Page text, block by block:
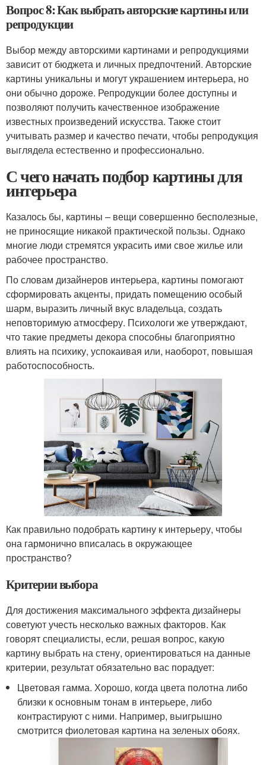
Вопрос 8: Как выбрать авторские картины или
репродукции
Выбор между авторскими картинами и репродукциями
зависит от бюджета и личных предпочтений. Авторские
картины уникальны и могут украшением интерьера, но
они обычно дороже. Репродукции более доступны и
позволяют получить качественное изображение
известных произведений искусства. Также стоит
учитывать размер и качество печати, чтобы репродукция
выглядела естественно и профессионально.
С чего начать подбор картины для
интерьера
Казалось бы, картины – вещи совершенно бесполезные,
не приносящие никакой практической пользы. Однако
многие люди стремятся украсить ими свое жилье или
рабочее пространство.
По словам дизайнеров интерьера, картины помогают
сформировать акценты, придать помещению особый
шарм, выразить личный вкус владельца, создать
неповторимую атмосферу. Психологи же утверждают,
что такие предметы декора способны благоприятно
влиять на психику, успокаивая или, наоборот, повышая
работоспособность.
Как правильно подобрать картину к интерьеру, чтобы
она гармонично вписалась в окружающее
пространство?
Критерии выбора
Для достижения максимального эффекта дизайнеры
советуют учесть несколько важных факторов. Как
говорят специалисты, если, решая вопрос, какую
картину выбрать на стену, ориентироваться на данные
критерии, результат обязательно вас порадует:
Цветовая гамма. Хорошо, когда цвета полотна либо
близки к основным тонам в интерьере, либо
контрастируют с ними. Например, выигрышно
смотрится фиолетовая картина на зеленых обоях.